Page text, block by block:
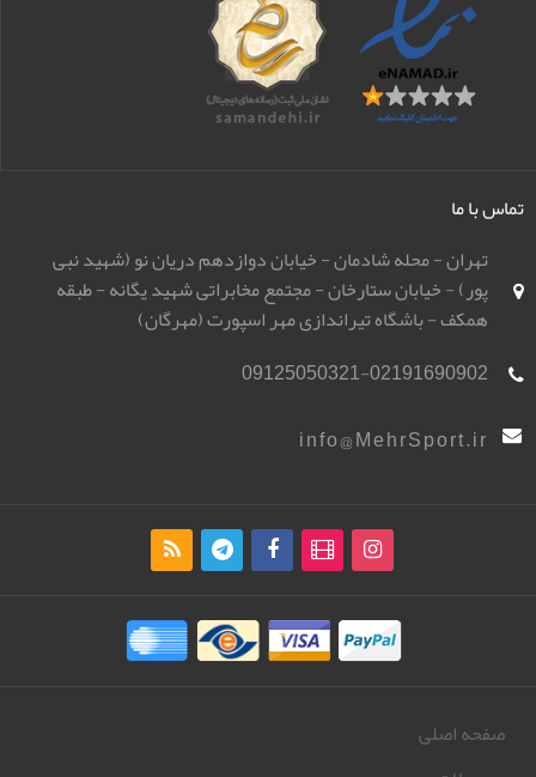
تماس با ما
تهران - محله شادمان - خیابان دوازدهم دریان نو (شهید نبی
پور) - خیابان ستارخان - مجتمع مخابراتی شهید یگانه - طبقه
همکف - باشگاه تیراندازی مهر اسپورت (مهرگان)
09125050321-02191690902
info@MehrSport.ir
صفحه اصلی